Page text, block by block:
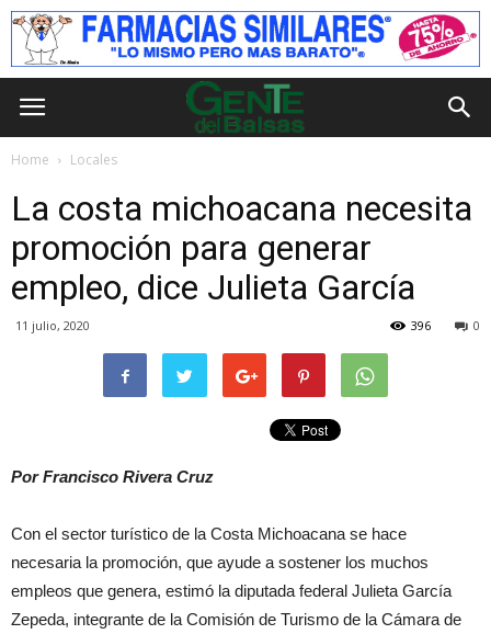
Home Locales
La costa michoacana necesita
promoción para generar
empleo, dice Julieta García
11 julio, 2020 0
396
Por Francisco Rivera Cruz
Con el sector turístico de la Costa Michoacana se hace
necesaria la promoción, que ayude a sostener los muchos
empleos que genera, estimó la diputada federal Julieta García
Zepeda, integrante de la Comisión de Turismo de la Cámara de